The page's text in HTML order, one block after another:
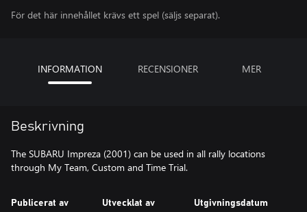
För det här innehållet krävs ett spel (säljs separat).
INFORMATION RECENSIONER MER
Beskrivning
The SUBARU Impreza (2001) can be used in all rally locations
through My Team, Custom and Time Trial.
Publicerat av Utvecklat av Utgivningsdatum